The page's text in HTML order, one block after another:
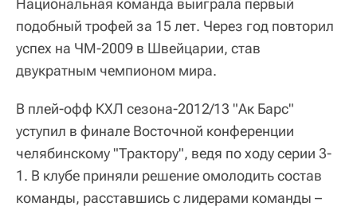
Национальная команда выиграла первый
подобный трофей за 15 лет. Через год повторил
успех на ЧМ-2009 в Швейцарии, став
двукратным чемпионом мира.
В плей-офф КХЛ сезона-2012/13 "Ак Барс"
уступил в финале Восточной конференции
челябинскому "Трактору", ведя по ходу серии 3-
1. В клубе приняли решение омолодить состав
команды, расставшись с лидерами команды –